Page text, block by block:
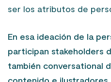
ser los atributos de
En esa ideación de la
participan stakeholders
también conversational